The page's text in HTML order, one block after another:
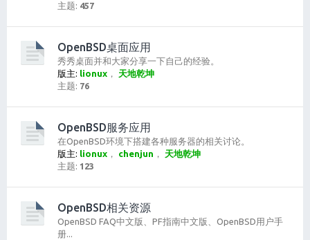
主题: 457
OpenBSD桌面应用
秀秀桌面并和大家分享一下自己的经验。
版主: lionux ， 天地乾坤
主题: 76
OpenBSD服务应用
在OpenBSD环境下搭建各种服务器的相关讨论。
版主: lionux ， chenjun ， 天地乾坤
主题: 123
OpenBSD相关资源
OpenBSD FAQ中文版、PF指南中文版、OpenBSD用户手
册...